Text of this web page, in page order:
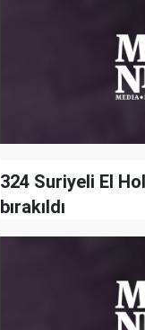
324 Suriyeli El
bırakıldı